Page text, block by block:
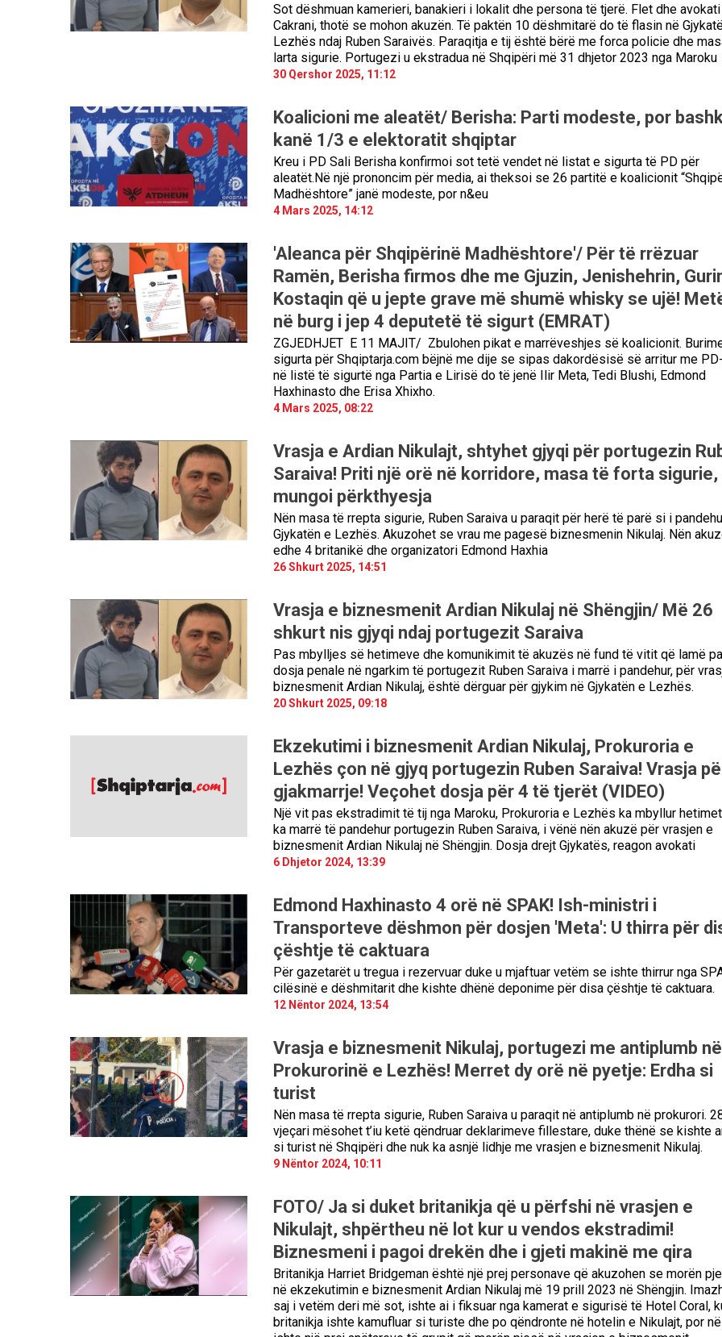
Sot dëshmuan kamerieri, banakieri i lokalit dhe persona të tjerë. Flet dhe avokati
Cakrani, thotë se mohon akuzën. Të paktën 10 dëshmitarë do të flasin në
Lezhës ndaj Ruben Saraivës. Paraqitja e tij është bërë me forca policie dhe
larta sigurie. Portugezi u ekstradua në Shqipëri më 31 dhjetor 2023 nga Maroku
30 Qershor 2025, 11:12
Koalicioni me aleatët/ Berisha: Parti modeste, por
kanë 1/3 e elektoratit shqiptar
Kreu i PD Sali Berisha konfirmoi sot tetë vendet në listat e sigurta të PD për
aleatët.Në një prononcim për media, ai theksoi se 26 partitë e koalicionit
Madhështore” janë modeste, por n&eu
4 Mars 2025, 14:12
'Aleanca për Shqipërinë Madhështore'/ Për të rrëzuar
Ramën, Berisha firmos dhe me Gjuzin, Jenishehrin,
Kostaqin që u jepte grave më shumë whisky se ujë!
në burg i jep 4 deputetë të sigurt (EMRAT)
ZGJEDHJET E 11 MAJIT/ Zbulohen pikat e marrëveshjes së koalicionit.
sigurta për Shqiptarja.com bëjnë me dije se sipas dakordësisë së arritur me
në listë të sigurtë nga Partia e Lirisë do të jenë Ilir Meta, Tedi Blushi, Edmond
Haxhinasto dhe Erisa Xhixho.
4 Mars 2025, 08:22
Vrasja e Ardian Nikulajt, shtyhet gjyqi për portugezin
Saraiva! Priti një orë në korridore, masa të forta sigurie,
mungoi përkthyesja
Nën masa të rrepta sigurie, Ruben Saraiva u paraqit për herë të parë si i
Gjykatën e Lezhës. Akuzohet se vrau me pagesë biznesmenin Nikulaj. Nën
edhe 4 britanikë dhe organizatori Edmond Haxhia
26 Shkurt 2025, 14:51
Vrasja e biznesmenit Ardian Nikulaj në Shëngjin/ Më 26
shkurt nis gjyqi ndaj portugezit Saraiva
Pas mbylljes së hetimeve dhe komunikimit të akuzës në fund të vitit që lamë
dosja penale në ngarkim të portugezit Ruben Saraiva i marrë i pandehur, për
biznesmenit Ardian Nikulaj, është dërguar për gjykim në Gjykatën e Lezhës.
20 Shkurt 2025, 09:18
Ekzekutimi i biznesmenit Ardian Nikulaj, Prokuroria e
Lezhës çon në gjyq portugezin Ruben Saraiva! Vrasja
gjakmarrje! Veçohet dosja për 4 të tjerët (VIDEO)
Një vit pas ekstradimit të tij nga Maroku, Prokuroria e Lezhës ka mbyllur
ka marrë të pandehur portugezin Ruben Saraiva, i vënë nën akuzë për vrasjen e
biznesmenit Ardian Nikulaj në Shëngjin. Dosja drejt Gjykatës, reagon avokati
6 Dhjetor 2024, 13:39
Edmond Haxhinasto 4 orë në SPAK! Ish-ministri i
Transporteve dëshmon për dosjen 'Meta': U thirra për
çështje të caktuara
Për gazetarët u tregua i rezervuar duke u mjaftuar vetëm se ishte thirrur nga
cilësinë e dëshmitarit dhe kishte dhënë deponime për disa çështje të caktuara.
12 Nëntor 2024, 13:54
Vrasja e biznesmenit Nikulaj, portugezi me antiplumb në
Prokurorinë e Lezhës! Merret dy orë në pyetje: Erdha si
turist
Nën masa të rrepta sigurie, Ruben Saraiva u paraqit në antiplumb në prokurori.
vjeçari mësohet t’iu ketë qëndruar deklarimeve fillestare, duke thënë se kishte
si turist në Shqipëri dhe nuk ka asnjë lidhje me vrasjen e biznesmenit Nikulaj.
9 Nëntor 2024, 10:11
FOTO/ Ja si duket britanikja që u përfshi në vrasjen e
Nikulajt, shpërtheu në lot kur u vendos ekstradimi!
Biznesmeni i pagoi drekën dhe i gjeti makinë me qira
Britanikja Harriet Bridgeman është një prej personave që akuzohen se morën
në ekzekutimin e biznesmenit Ardian Nikulaj më 19 prill 2023 në Shëngjin.
saj i vetëm deri më sot, ishte ai i fiksuar nga kamerat e sigurisë të Hotel Coral,
britanikja ishte kamufluar si turiste dhe po qëndronte në hotelin e Nikulajt, por